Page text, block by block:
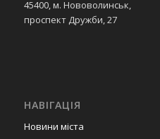
45400, м. Нововолинськ,
проспект Дружби, 27
НАВІГАЦІЯ
Новини міста